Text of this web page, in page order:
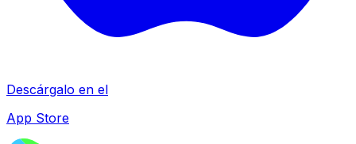
Descárgalo en el
App Store